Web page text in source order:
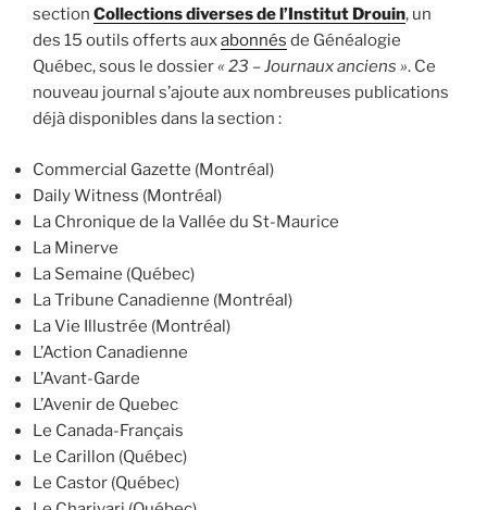
section Collections diverses de l’Institut Drouin, un
des 15 outils offerts auxabonnés de Généalogie
Québec, sous le dossier« 23 – Journaux anciens ». Ce
nouveau journal s’ajoute aux nombreuses publications
déjà disponibles dans la section :
Commercial Gazette (Montréal)
Daily Witness (Montréal)
La Chronique de la Vallée du St-Maurice
La Minerve
La Semaine (Québec)
La Tribune Canadienne (Montréal)
La Vie Illustrée (Montréal)
L’Action Canadienne
L’Avant-Garde
L’Avenir de Quebec
Le Canada-Français
Le Carillon (Québec)
Le Castor (Québec)